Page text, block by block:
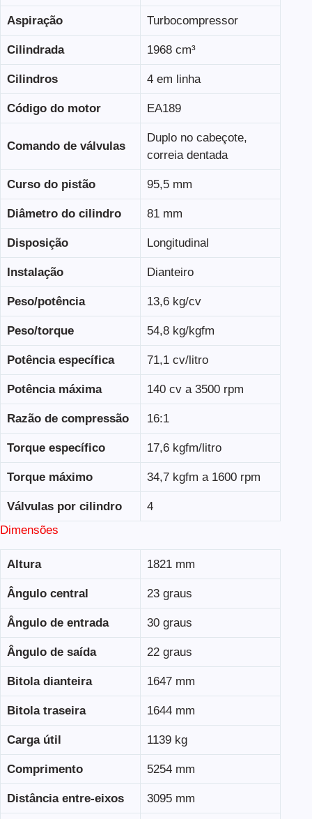
Aspiração Turbocompressor
Cilindrada 1968 cm³
Cilindros 4 em linha
Código do motor EA189
Comando de válvulas
Duplo no cabeçote,
correia dentada
Curso do pistão 95,5 mm
Diâmetro do cilindro 81 mm
Disposição Longitudinal
Instalação Dianteiro
Peso/potência 13,6 kg/cv
Peso/torque 54,8 kg/kgfm
Potência específica 71,1 cv/litro
Potência máxima 140 cv a 3500 rpm
Razão de compressão 16:1
Torque específico 17,6 kgfm/litro
Torque máximo 34,7 kgfm a 1600 rpm
Válvulas por cilindro
4
Dimensões
Altura 1821 mm
Ângulo central 23 graus
Ângulo de entrada 30 graus
Ângulo de saída 22 graus
Bitola dianteira 1647 mm
Bitola traseira 1644 mm
Carga útil 1139 kg
Comprimento 5254 mm
Distância entre-eixos 3095 mm